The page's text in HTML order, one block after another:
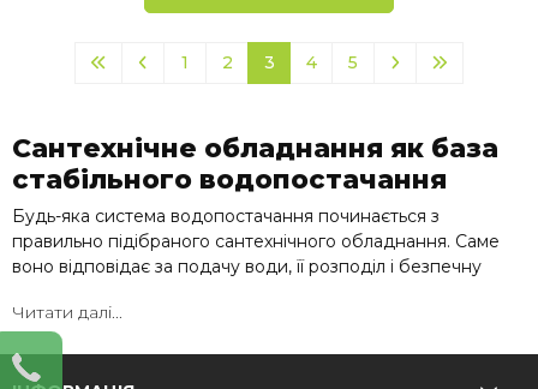
1 2 3 4 5
Сантехнічне обладнання як база
стабільного водопостачання
Будь-яка система водопостачання починається з
правильно підібраного сантехнічного обладнання. Саме
воно відповідає за подачу води, її розподіл і безпечну
У цю категорію входять ключові елементи: труби, фітинги,
крани, перехідники та допоміжні комплектуючі. Вони
Читати далі...